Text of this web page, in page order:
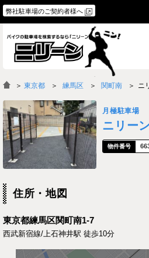
弊社駐車場のご契約者様へ
物件一覧
よくあるご質問
＞ 東京都 練馬区 関町南 ニ
月極駐車場
ニリー
住所・地図
東京都練馬区関町南1-7
西武新宿線/上石神井駅 徒歩10分